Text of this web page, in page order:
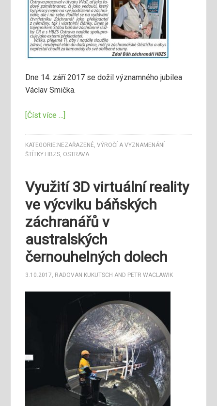
Dne 14. září 2017 se dožil významného jubilea
Václav Smička.
[Číst více …]
KATEGORIE: NEZAŘAZENÉ,VÝROČÍ A VYZNAMENÁNÍ
ŠTÍTKY: HBZS, OSTRAVA
Využití 3D virtuální reality
ve výcviku báňských
záchranářů v
australských
černouhelných dolech
3.10.2017, RADOVAN KUKUTSCH AND PETR WACLAWIK